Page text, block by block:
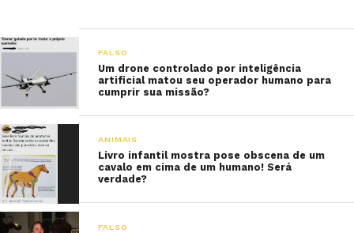
FALSO
Um drone controlado por inteligência
artificial matou seu operador humano para
cumprir sua missão?
ANIMAIS
Livro infantil mostra pose obscena de um
cavalo em cima de um humano! Será
verdade?
FALSO